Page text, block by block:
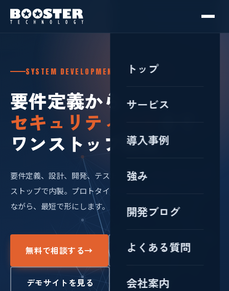
トップ
サービス
導入事例
強み
開発ブログ
よくある質問
会社案内
SYSTEM DEVELOPMENT・神奈川/川崎
要件定義から
セキュリティ診断
ワンストップ開発
要件定義、設計、開発、テスト、セキュリティ診断までワン
ストップで内製。プロトタイプを作成し認識のズレをなくし
ながら、最短で形にします。
無料で相談する→ サービスを見る
デモサイトを見る